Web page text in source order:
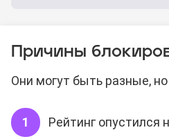
Причины
Они могут быть разные,
Рейтинг опустился